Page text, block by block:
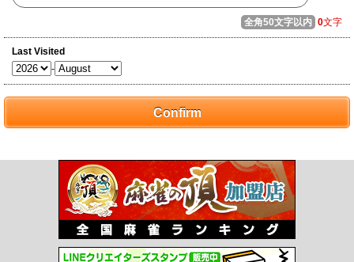
全角50文字以内 0文字
Last Visited
-